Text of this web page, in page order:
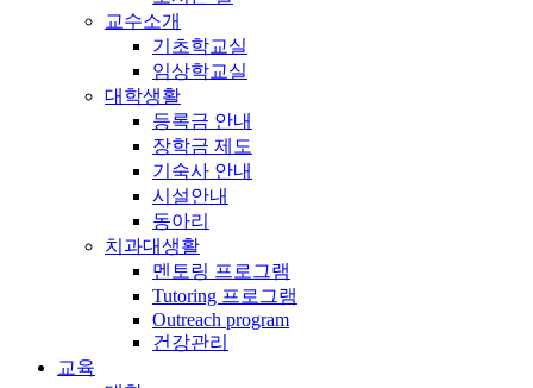
교수소개
기초학교실
임상학교실
대학생활
등록금 안내
장학금 제도
기숙사 안내
시설안내
동아리
치과대생활
멘토링 프로그램
Tutoring 프로그램
Outreach program
건강관리
교육